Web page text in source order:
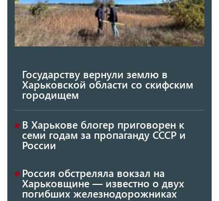
Государству вернули землю в
Харьковской области со скифским
городищем
В Харькове блогер приговорен к
семи годам за пропаганду СССР и
России
Россия обстреляла вокзал на
Харьковщине — известно о двух
погибших железнодорожниках